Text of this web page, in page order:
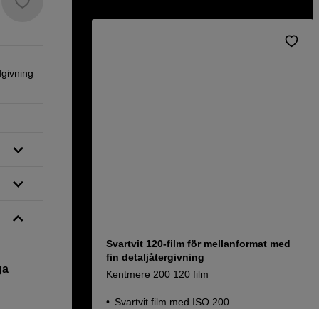
Svartvit 120-film för mellanformat med
fin detaljåtergivning
Kentmere 200 120 film
Svartvit film med ISO 200